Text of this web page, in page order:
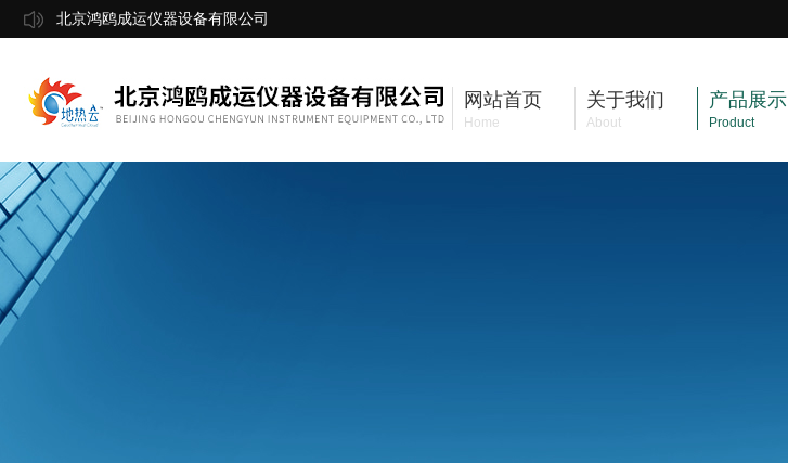
北京鸿鸥成运仪器设备有限公司
网站首页
Home
关于我们
About
产品展示
Product